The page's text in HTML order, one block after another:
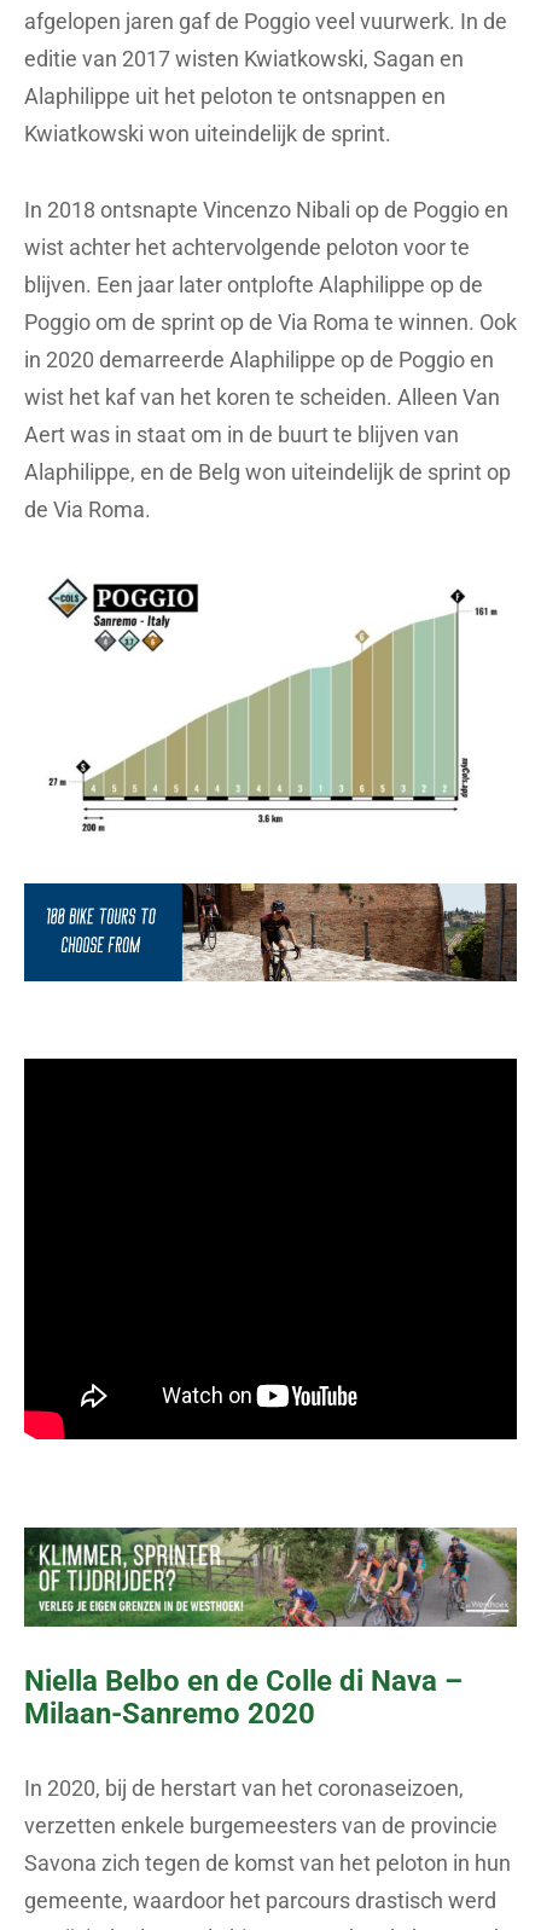
afgelopen jaren gaf de Poggio veel vuurwerk. In de
editie van 2017 wisten Kwiatkowski, Sagan en
Alaphilippe uit het peloton te ontsnappen en
Kwiatkowski won uiteindelijk de sprint.
In 2018 ontsnapte Vincenzo Nibali op de Poggio en
wist achter het achtervolgende peloton voor te
blijven. Een jaar later ontplofte Alaphilippe op de
Poggio om de sprint op de Via Roma te winnen. Ook
in 2020 demarreerde Alaphilippe op de Poggio en
wist het kaf van het koren te scheiden. Alleen Van
Aert was in staat om in de buurt te blijven van
Alaphilippe, en de Belg won uiteindelijk de sprint op
de Via Roma.
Niella Belbo en de Colle di Nava –
Milaan-Sanremo 2020
In 2020, bij de herstart van het coronaseizoen,
verzetten enkele burgemeesters van de provincie
Savona zich tegen de komst van het peloton in hun
gemeente, waardoor het parcours drastisch werd